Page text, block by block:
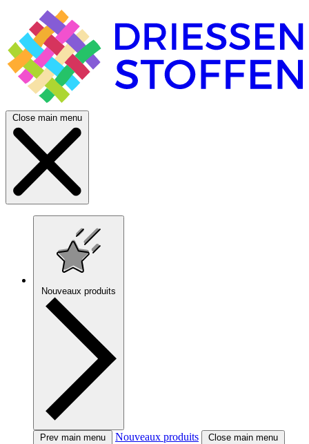
Close main menu
Nouveaux produits
Prev main menu Nouveaux produits Close main menu